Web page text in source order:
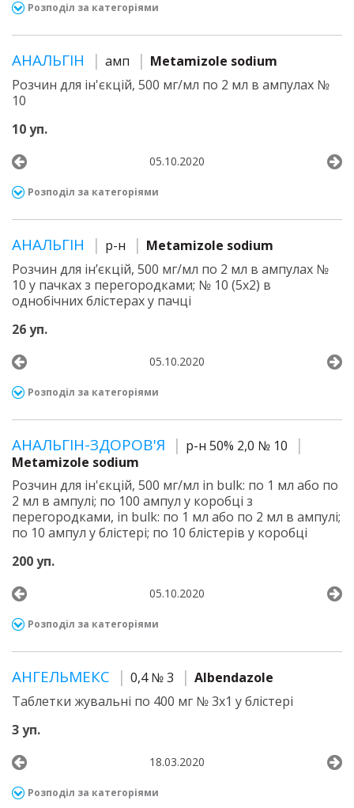
Розподіл за категоріями
АНАЛЬГІН амп
Metamizole sodium
Розчин для ін'єкцій, 500 мг/мл по 2 мл в ампулах №
10
10 уп.
05.10.2020
Розподіл за категоріями
АНАЛЬГІН р-н
Metamizole sodium
Розчин для ін’єкцій, 500 мг/мл по 2 мл в ампулах №
10 у пачках з перегородками; № 10 (5х2) в
однобічних блістерах у пачці
26 уп.
05.10.2020
Розподіл за категоріями
АНАЛЬГІН-ЗДОРОВ'Я
р-н 50% 2,0 № 10
Metamizole sodium
Розчин для ін'єкцій, 500 мг/мл in bulk: по 1 мл або по
2 мл в ампулі; по 100 ампул у коробці з
перегородками, in bulk: по 1 мл або по 2 мл в ампулі;
по 10 ампул у блістері; по 10 блістерів у коробці
200 уп.
05.10.2020
Розподіл за категоріями
АНГЕЛЬМЕКС 0,4 № 3
Albendazole
Таблетки жувальні по 400 мг № 3х1 у блістері
3 уп.
18.03.2020
Розподіл за категоріями